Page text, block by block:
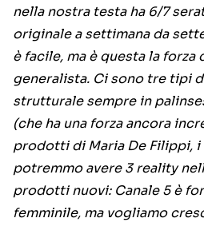
nella nostra testa ha 6/7
originale a settimana da
è facile, ma è questa la
generalista. Ci sono tre tipi
strutturale sempre in
(che ha una forza ancora
prodotti di Maria De Filippi,
potremmo avere 3 reality
prodotti nuovi: Canale 5 è
femminile, ma vogliamo